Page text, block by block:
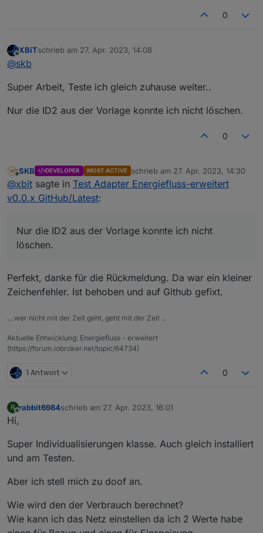
0
Offline
XBiTschrieb am 27. Apr. 2023, 14:08
zuletzt editiert von
@skb
Super Arbeit, Teste ich gleich zuhause weiter..
Nur die ID2 aus der Vorlage konnte ich nicht löschen.
0
Offline
SKB DEVELOPER MOST ACTIVE schrieb am 27. Apr. 2023, 14:30
zuletzt editiert von
@xbit sagte in Test Adapter Energiefluss-erweitert
v0.0.x GitHub/Latest:
Nur die ID2 aus der Vorlage konnte ich nicht
löschen.
Perfekt, danke für die Rückmeldung. Da war ein kleiner
Zeichenfehler. Ist behoben und auf Github gefixt.
... wer nicht mit der Zeit geht, geht mit der Zeit ...
Aktuelle Entwicklung: Energiefluss - erweitert
(https://forum.iobroker.net/topic/64734)
1 Antwort 0
R rabbit6984schrieb am 27. Apr. 2023, 16:01
zuletzt editiert von
Hi,
Super Individualisierungen klasse. Auch gleich installiert
und am Testen.
Aber ich stell mich zu doof an.
Wie wird den der Verbrauch berechnet?
Wie kann ich das Netz einstellen da ich 2 Werte habe